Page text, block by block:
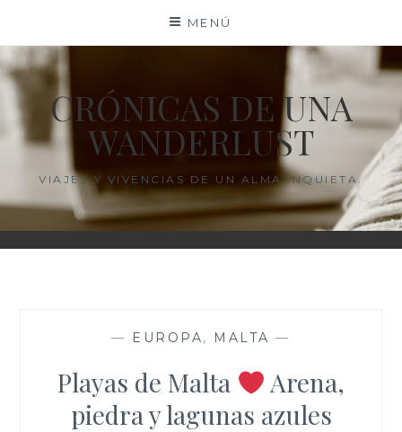
contenido
MENÚ
CRÓNICAS DE UNA
WANDERLUST
VIAJES Y VIVENCIAS DE UN ALMA INQUIETA.
— EUROPA, MALTA —
Playas de Malta
Arena,
piedra y lagunas azules